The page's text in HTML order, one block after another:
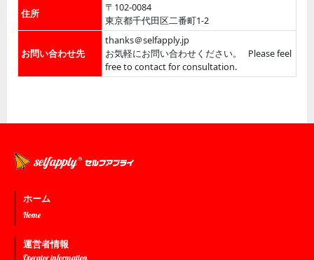
住所
〒102-0084
東京都千代田区二番町1-2
お問い合わせ先
thanks＠selfapply.jp
お気軽にお問い合わせください。 Please feel
free to contact for consultation.
ホーム
Home
運営者情報